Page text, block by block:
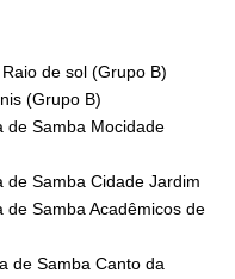
de sol (Grupo B)
(Grupo B)
de Samba Mocidade
de Samba Cidade Jardim
de Samba Acadêmicos de
de Samba Canto da